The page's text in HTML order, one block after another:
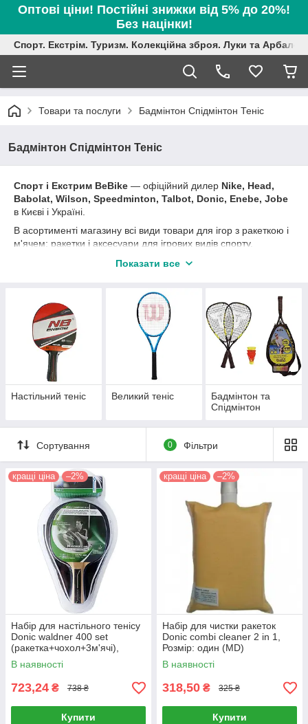
Оптові ціни! Постійні знижки від 5% до 20%!
Без націнки!
Спорт. Екстрім. Туризм. Колекційна зброя. Луки та
Товари та послуги Бадмінтон Спідмінтон Теніс
Бадмінтон Спідмінтон Теніс
Спорт і Екстрим BeBike ― офіційний дилер Nike, Head,
Babolat, Wilson, Speedminton, Talbot, Donic, Enebe, Jobe
в Києві і Україні.
В асортименті магазину всі види товари для ігор з ракеткою і
м'ячем: ракетки і аксесуари для ігрових видів спорту,
та аксесуари, спидминтон і аксесуари, ракетки і аксесуари
В кінці сезону
знижки на попередню колекцію, постійні
акціїта вигідні пропозиції.
LikeгрупиСпорт і Екстрим BeBike
Показати все
Настільний теніс Великий теніс
Бадмінтон та
Спідмінтон
Сортування 0 Фільтри
кращі ціна –2%
Набір для настільного тенісу
Donic waldner 400 set
(ракетка+чохол+3м'ячі),
Розмір: один (MD)
В наявності
723,24 ₴ 738 ₴
Купити
кращі ціна –2%
Набір для чистки ракеток
Donic combi cleaner 2 in 1,
Розмір: один (MD)
В наявності
318,50 ₴ 325 ₴
Купити